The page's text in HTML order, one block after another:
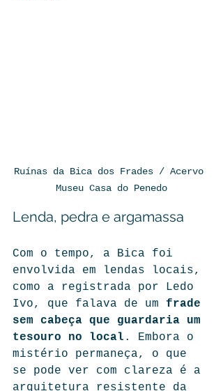
Ruínas da Bica dos Frades / Acervo
Museu Casa do Penedo
Lenda, pedra e argamassa
Com o tempo, a Bica foi
envolvida em lendas locais,
como a registrada por Ledo
Ivo, que falava de um frade
sem cabeça que guardaria um
tesouro no local . Embora o
mistério permaneça, o que
se pode ver com clareza é a
arquitetura resistente da